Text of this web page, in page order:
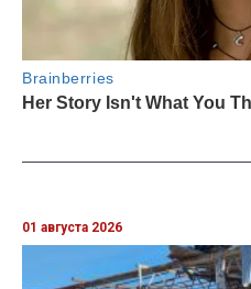
01 августа 2026